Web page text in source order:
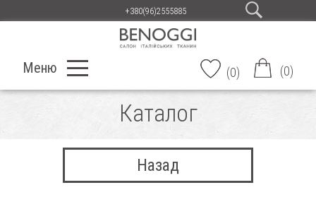
+380(96)2555885
Меню (0) (0)
Каталог
Назад